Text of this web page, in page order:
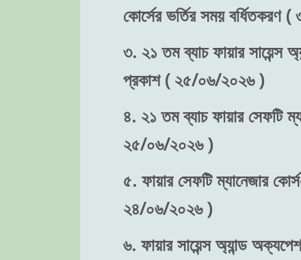
কোর্সের ভর্তির সময়
৩. ২১ তম ব্যাচ ফায়ার সায়েন্স
প্রকাশ ( ২৫/০৬/২০২৬ )
৪. ২১ তম ব্যাচ ফায়ার সেফটি
২৫/০৬/২০২৬ )
৫. ফায়ার সেফটি ম্যানেজার
২৪/০৬/২০২৬ )
৬. ফায়ার সায়েন্স অ্যান্ড